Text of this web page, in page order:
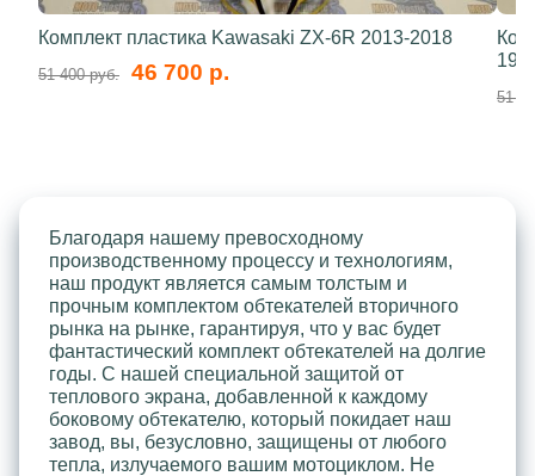
Комплект пластика Kawasaki ZX-6R 2013-2018
51 400 руб. 46 700 р.
51
Благодаря нашему превосходному
производственному процессу и технологиям,
наш продукт является самым толстым и
прочным комплектом обтекателей вторичного
рынка на рынке, гарантируя, что у вас будет
фантастический комплект обтекателей на долгие
годы. С нашей специальной защитой от
теплового экрана, добавленной к каждому
боковому обтекателю, который покидает наш
завод, вы, безусловно, защищены от любого
тепла, излучаемого вашим мотоциклом. Не